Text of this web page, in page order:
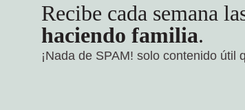
Recibe cada semana
haciendo familia.
¡Nada de SPAM! solo contenido útil